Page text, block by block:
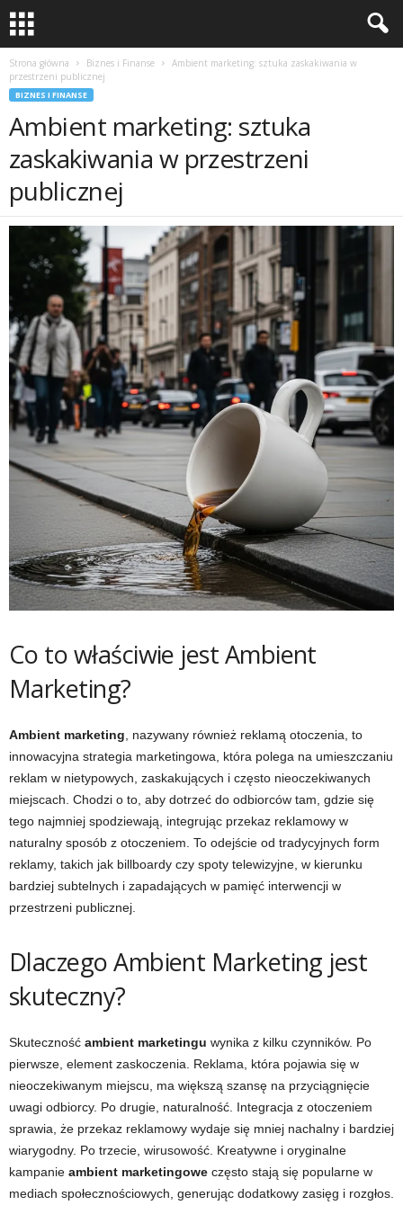
Strona główna Biznes i Finanse
Ambient marketing: sztuka zaskakiwania w
przestrzeni publicznej
BIZNES I FINANSE
Ambient marketing: sztuka
zaskakiwania w przestrzeni
publicznej
Co to właściwie jest Ambient
Marketing?
Ambient marketing , nazywany również reklamą otoczenia, to
innowacyjna strategia marketingowa, która polega na umieszczaniu
reklam w nietypowych, zaskakujących i często nieoczekiwanych
miejscach. Chodzi o to, aby dotrzeć do odbiorców tam, gdzie się
tego najmniej spodziewają, integrując przekaz reklamowy w
naturalny sposób z otoczeniem. To odejście od tradycyjnych form
reklamy, takich jak billboardy czy spoty telewizyjne, w kierunku
bardziej subtelnych i zapadających w pamięć interwencji w
przestrzeni publicznej.
Dlaczego Ambient Marketing jest
skuteczny?
Skuteczność ambient marketingu wynika z kilku czynników. Po
pierwsze, element zaskoczenia. Reklama, która pojawia się w
nieoczekiwanym miejscu, ma większą szansę na przyciągnięcie
uwagi odbiorcy. Po drugie, naturalność. Integracja z otoczeniem
sprawia, że przekaz reklamowy wydaje się mniej nachalny i bardziej
wiarygodny. Po trzecie, wirusowość. Kreatywne i oryginalne
kampanie ambient marketingowe często stają się popularne w
mediach społecznościowych, generując dodatkowy zasięg i rozgłos.